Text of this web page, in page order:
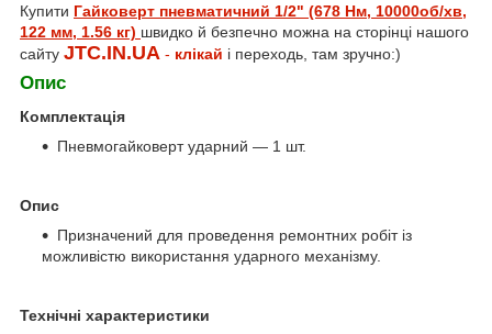
Купити Гайковерт пневматичний 1/2" (678 Нм, 10000об/хв,
122 мм, 1.56 кг) швидко й безпечно можна на сторінці нашого
сайту JTC.IN.UA - клікай і переходь, там зручно:)
Опис
Комплектація
Пневмогайковерт ударний — 1 шт.
Опис
Призначений для проведення ремонтних робіт із
можливістю використання ударного механізму.
Технічні характеристики